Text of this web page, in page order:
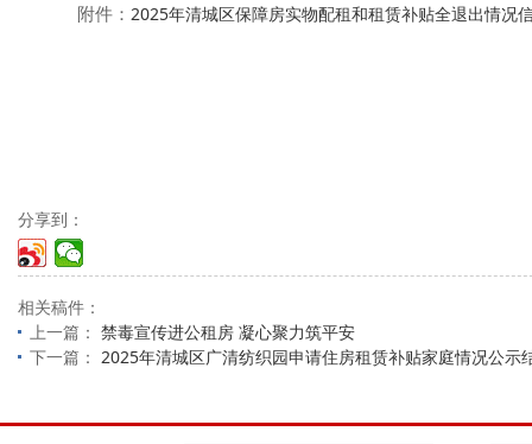
附件： 2025年清城区保障房实物配租和租赁补贴全退出情况
分享到：
相关稿件：
上一篇： 禁毒宣传进公租房 凝心聚力筑平安
下一篇： 2025年清城区广清纺织园申请住房租赁补贴家庭情况公示